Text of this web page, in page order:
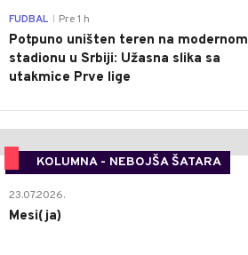
FUDBAL Pre 1 h
Potpuno uništen teren na modernom
stadionu u Srbiji: Užasna slika sa
utakmice Prve lige
KOLUMNA - NEBOJŠA ŠATARA
23.07.2026.
Mesi(ja)